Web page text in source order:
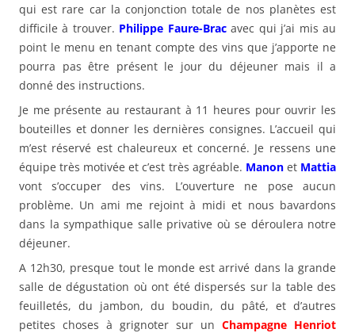
qui est rare car la conjonction totale de nos planètes est
difficile à trouver. Philippe Faure-Bracavec qui j’ai mis au
point le menu en tenant compte des vins que j’apporte ne
pourra pas être présent le jour du déjeuner mais il a
donné des instructions.
Je me présente au restaurant à 11 heures pour ouvrir les
bouteilles et donner les dernières consignes. L’accueil qui
m’est réservé est chaleureux et concerné. Je ressens une
équipe très motivée et c’est très agréable. Manonet Mattia
vont s’occuper des vins. L’ouverture ne pose aucun
problème. Un ami me rejoint à midi et nous bavardons
dans la sympathique salle privative où se déroulera notre
déjeuner.
A 12h30, presque tout le monde est arrivé dans la grande
salle de dégustation où ont été dispersés sur la table des
feuilletés, du jambon, du boudin, du pâté, et d’autres
petites choses à grignoter sur un Champagne Henriot